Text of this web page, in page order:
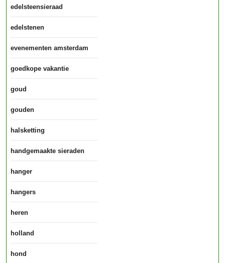
edelsteensieraad
edelstenen
evenementen amsterdam
goedkope vakantie
goud
gouden
halsketting
handgemaakte sieraden
hanger
hangers
heren
holland
hond